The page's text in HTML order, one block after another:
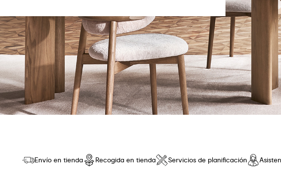
Envío en tienda Recogida en tienda Servicios de planificación